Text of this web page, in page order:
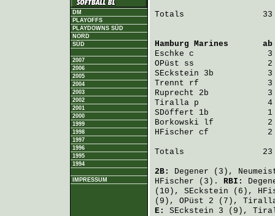
DM
PLAYOFFS
PLAYDOWNS SÜD
NORD
SÜD
2007
2006
2005
2004
2003
2002
2001
2000
1999
1998
1997
1996
1995
1994
IMPRESSUM
Totals                33
Hamburg Marines
ab
Eschke c               3
OPüst ss               2
SEckstein 3b           3
Trennt rf              3
Ruprecht 2b            3
Tiralla p              4
SDöffert 1b            1
Borkowski lf           2
HFischer cf            2
Totals                23
2B: Degener (3),
HFischer (3). RBI:
(10), SEckstein (6),
(9), OPüst 2 (7),
E: SEckstein 3 (9),